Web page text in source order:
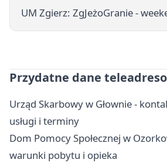
UM Zgierz: ZgJeżoGranie -
Przydatne dane
Urząd Skarbowy w Głownie -
usługi i terminy
Dom Pomocy Społecznej w
warunki pobytu i opieka